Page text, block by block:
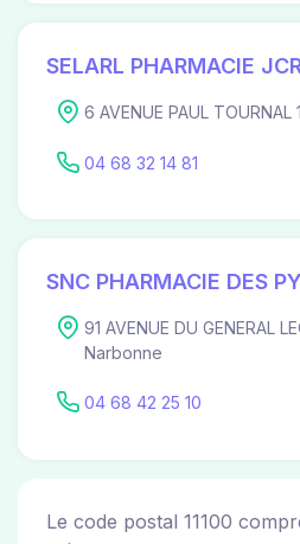
SELARL PHARMACIE
6 AVENUE PAUL TOURNAL
04 68 32 14 81
SNC PHARMACIE DES
91 AVENUE DU GENERAL
Narbonne
04 68 42 25 10
Le code postal 11100